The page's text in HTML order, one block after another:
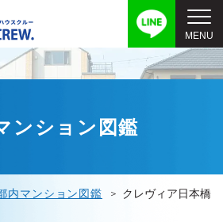
ンション図鑑
内マンション図鑑 クレヴィア日本橋